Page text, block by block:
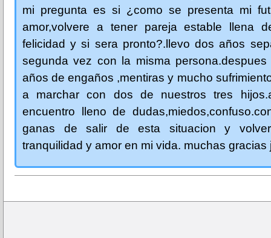
mi pregunta es si ¿como se presenta mi
amor,volvere a tener pareja estable llena
felicidad y si sera pronto?.llevo dos años
segunda vez con la misma
años de engaños ,mentiras y mucho
a marchar con dos de nuestros tres
encuentro lleno de
ganas de salir de esta situacion y
tranquilidad y amor en mi vida. muchas gracias